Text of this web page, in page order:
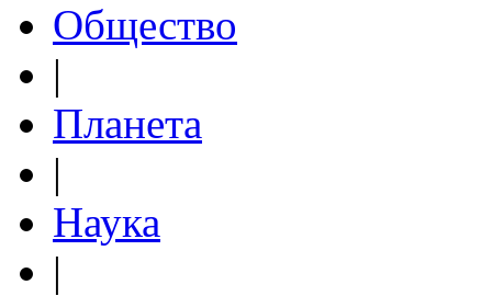
Общество
|
Планета
|
Наука
|